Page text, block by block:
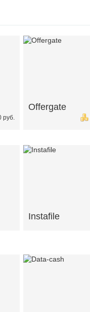
руб.
Offergate
Instafile